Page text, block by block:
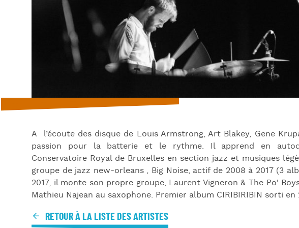
A l’écoute des disque de Louis Armstrong, Art Blakey, Gene
passion pour la batterie et le rythme. Il apprend en
Conservatoire Royal de Bruxelles en section jazz et musiques
groupe de jazz new-orleans , Big Noise, actif de 2008 à 2017 (3
2017, il monte son propre groupe, Laurent Vigneron & The Po'
Mathieu Najean au saxophone. Premier album CIRIBIRIBIN sorti
RETOUR À LA LISTE DES ARTISTES